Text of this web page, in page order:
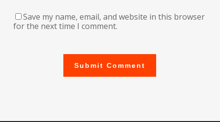
Save my name, email, and website in this browser
for the next time I comment.